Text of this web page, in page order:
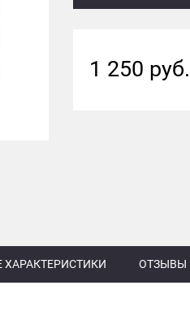
1 250 руб.
ХАРАКТЕРИСТИКИ ОТЗЫВЫ